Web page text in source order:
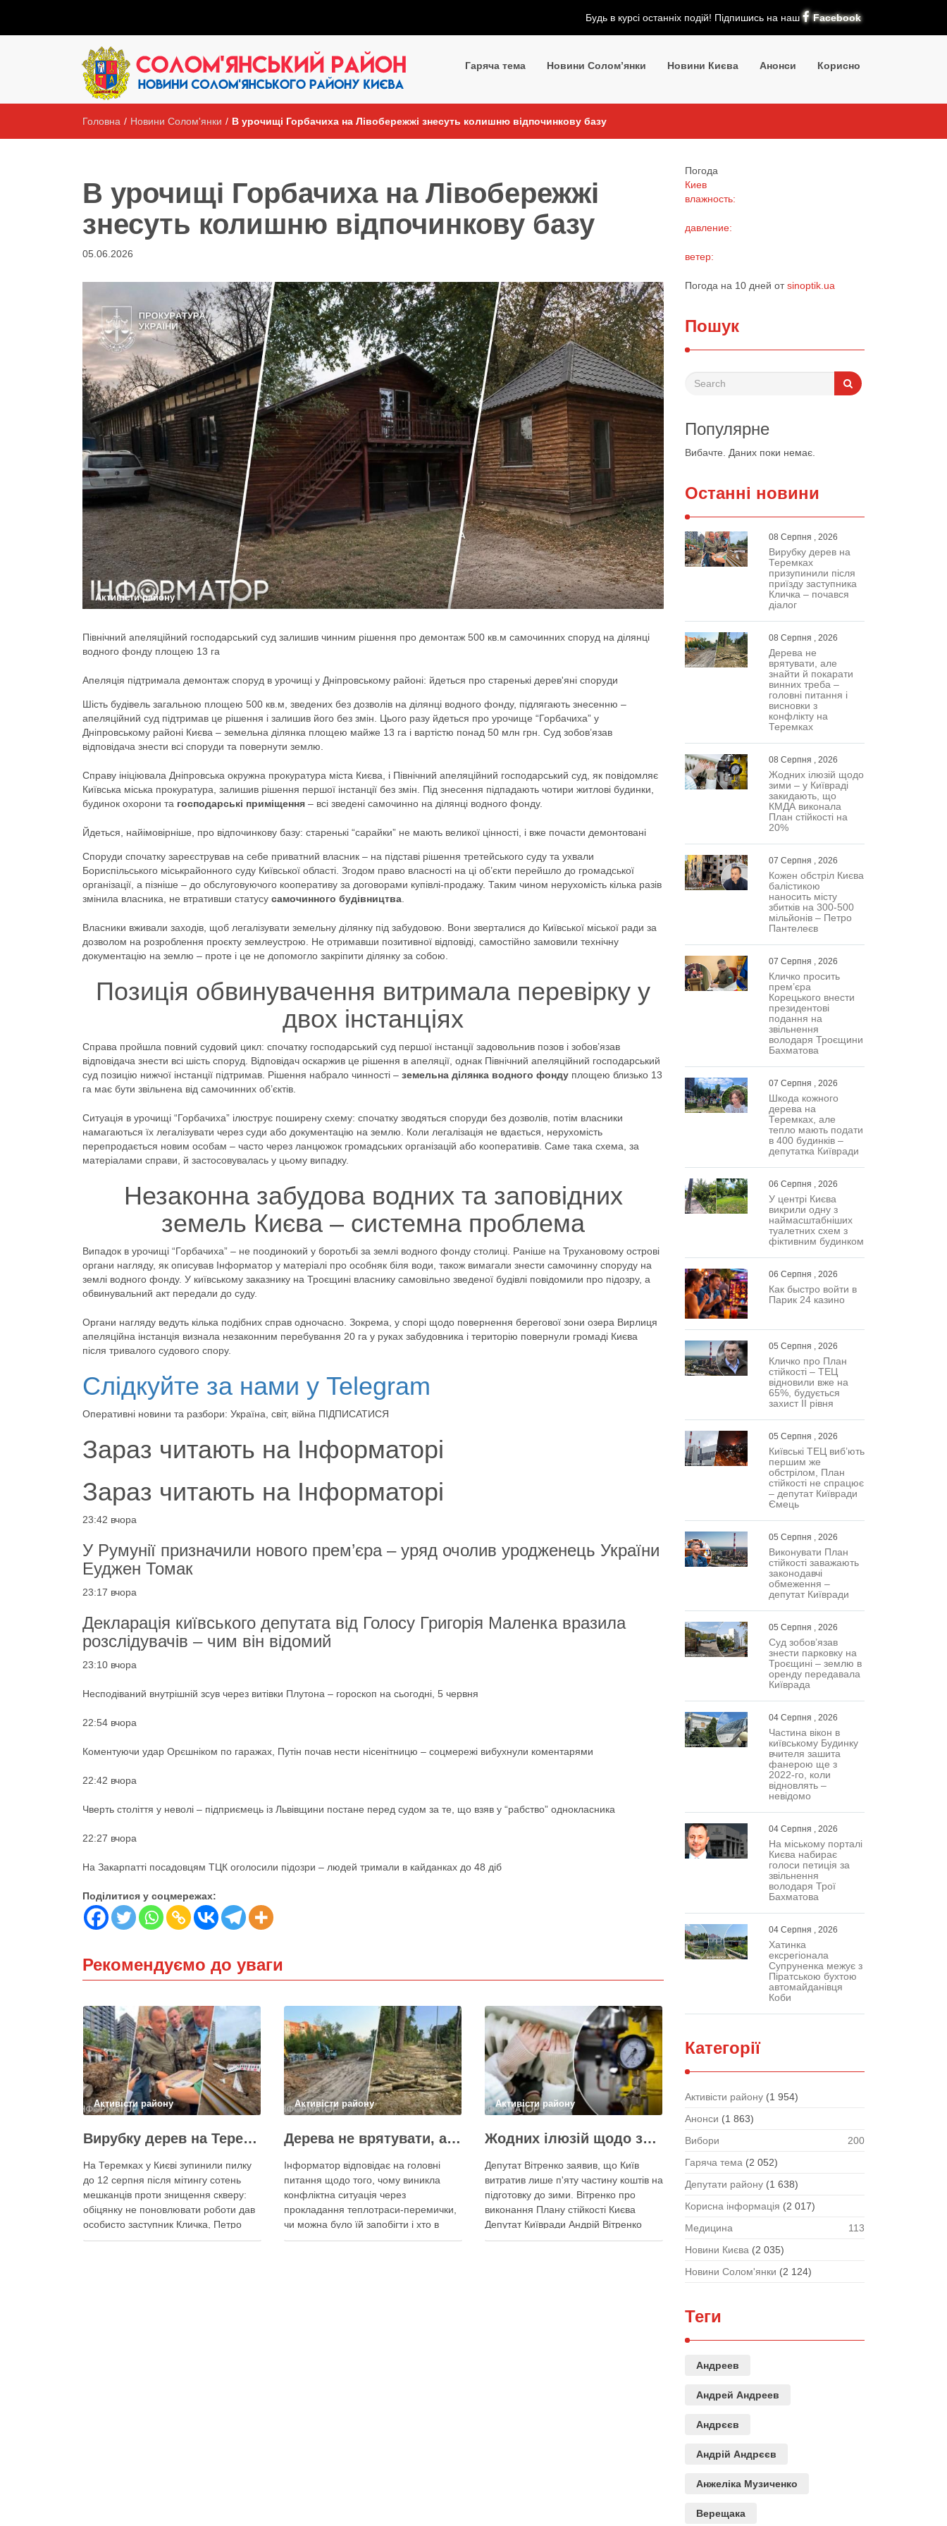
Будь в курсі останніх подій! Підпишись на наш Facebook
Гаряча тема Новини Солом’янки Новини Києва Анонси Корисно
Головна / Новини Солом'янки / В урочищі Горбачиха на Лівобережжі знесуть колишню відпочинкову базу
В урочищі Горбачиха на Лівобережжі
знесуть колишню відпочинкову базу
05.06.2026
Активісти району
Північний апеляційний господарський суд залишив чинним рішення про демонтаж 500 кв.м самочинних споруд на ділянці
водного фонду площею 13 га
Апеляція підтримала демонтаж споруд в урочищі у Дніпровському районі: йдеться про старенькі дерев'яні споруди
Шість будівель загальною площею 500 кв.м, зведених без дозволів на ділянці водного фонду, підлягають знесенню –
апеляційний суд підтримав це рішення і залишив його без змін. Цього разу йдеться про урочище “Горбачиха” у
Дніпровському районі Києва – земельна ділянка площею майже 13 га і вартістю понад 50 млн грн. Суд зобов’язав
відповідача знести всі споруди та повернути землю.
Справу ініціювала Дніпровська окружна прокуратура міста Києва, і Північний апеляційний господарський суд, як повідомляє
Київська міська прокуратура, залишив рішення першої інстанції без змін. Під знесення підпадають чотири житлові будинки,
будинок охорони та господарські приміщення – всі зведені самочинно на ділянці водного фонду.
Йдеться, найімовірніше, про відпочинкову базу: старенькі “сарайки” не мають великої цінності, і вже почасти демонтовані
Споруди спочатку зареєстрував на себе приватний власник – на підставі рішення третейського суду та ухвали
Бориспільського міськрайонного суду Київської області. Згодом право власності на ці об’єкти перейшло до громадської
організації, а пізніше – до обслуговуючого кооперативу за договорами купівлі-продажу. Таким чином нерухомість кілька разів
змінила власника, не втративши статусу самочинного будівництва
Власники вживали заходів, щоб легалізувати земельну ділянку під забудовою. Вони зверталися до Київської міської ради за
дозволом на розроблення проєкту землеустрою. Не отримавши позитивної відповіді, самостійно замовили технічну
документацію на землю – проте і це не допомогло закріпити ділянку за собою.
Позиція обвинувачення витримала перевірку у
двох інстанціях
Справа пройшла повний судовий цикл: спочатку господарський суд першої інстанції задовольнив позов і зобов’язав
відповідача знести всі шість споруд. Відповідач оскаржив це рішення в апеляції, однак Північний апеляційний господарський
суд позицію нижчої інстанції підтримав. Рішення набрало чинності – земельна ділянка водного фонду площею близько 13
га має бути звільнена від самочинних об’єктів.
Ситуація в урочищі “Горбачиха” ілюструє поширену схему: спочатку зводяться споруди без дозволів, потім власники
намагаються їх легалізувати через суди або документацію на землю. Коли легалізація не вдається, нерухомість
перепродається новим особам – часто через ланцюжок громадських організацій або кооперативів. Саме така схема, за
матеріалами справи, й застосовувалась у цьому випадку.
Незаконна забудова водних та заповідних
земель Києва – системна проблема
Випадок в урочищі “Горбачиха” – не поодинокий у боротьбі за землі водного фонду столиці. Раніше на Трухановому острові
органи нагляду, як описував Інформатор у матеріалі про особняк біля води, також вимагали знести самочинну споруду на
землі водного фонду. У київському заказнику на Троєщині власнику самовільно зведеної будівлі повідомили про підозру, а
обвинувальний акт передали до суду.
Органи нагляду ведуть кілька подібних справ одночасно. Зокрема, у спорі щодо повернення берегової зони озера Вирлиця
апеляційна інстанція визнала незаконним перебування 20 га у руках забудовника і територію повернули громаді Києва
після тривалого судового спору.
Слідкуйте за нами у Telegram
Оперативні новини та разбори: Україна, світ, війна ПІДПИСАТИСЯ
Зараз читають на Інформаторі
Зараз читають на Інформаторі
23:42 вчора
У Румунії призначили нового прем’єра – уряд очолив уродженець України
Еуджен Томак
23:17 вчора
Декларація київського депутата від Голосу Григорія Маленка вразила
розслідувачів – чим він відомий
23:10 вчора
Несподіваний внутрішній зсув через витівки Плутона – гороскоп на сьогодні, 5 червня
22:54 вчора
Коментуючи удар Орєшніком по гаражах, Путін почав нести нісенітницю – соцмережі вибухнули коментарями
22:42 вчора
Чверть століття у неволі – підприємець із Львівщини постане перед судом за те, що взяв у “рабство” однокласника
22:27 вчора
На Закарпатті посадовцям ТЦК оголосили підозри – людей тримали в кайданках до 48 діб
Поділитися у соцмережах:
Рекомендуємо до уваги
Активісти району
Вирубку дерев на Теремках призупинили після приїзду заступника Кличка – почався діалог
На Теремках у Києві зупинили пилку
до 12 серпня після мітингу сотень
мешканців проти знищення скверу:
обіцянку не поновлювати роботи дав
особисто заступник Кличка, Петро
Пантелеєв, що прибув налагодити
Активісти району
Дерева не врятувати, але знайти й покарати винних треба – головні питання і висновки з конфлікту на Теремках
Інформатор відповідає на головні
питання щодо того, чому виникла
конфліктна ситуація через
прокладання теплотраси-перемички,
чи можна було їй запобігти і хто в
цьому винен Вирубка дерев триває,
Активісти району
Жодних ілюзій щодо зими – у Київраді закидають, що КМДА виконала План стійкості на 20%
Депутат Вітренко заявив, що Київ
витратив лише п'яту частину коштів на
підготовку до зими. Вітренко про
виконання Плану стійкості Києва
Депутат Київради Андрій Вітренко
заявив, що станом на 5 серпня
Погода
Киев
влажность:
давление:
ветер:
Погода на 10 дней отsinoptik.ua
Пошук
Популярне
Вибачте. Даних поки немає.
Останні новини
08 Серпня , 2026
Вирубку дерев на
Теремках
призупинили після
приїзду заступника
Кличка – почався
діалог
08 Серпня , 2026
Дерева не
врятувати, але
знайти й покарати
винних треба –
головні питання і
висновки з
конфлікту на
Теремках
08 Серпня , 2026
Жодних ілюзій щодо
зими – у Київраді
закидають, що
КМДА виконала
План стійкості на
20%
07 Серпня , 2026
Кожен обстріл Києва
балістикою
наносить місту
збитків на 300-500
мільйонів – Петро
Пантелеєв
07 Серпня , 2026
Кличко просить
прем’єра
Корецького внести
президентові
подання на
звільнення
володаря Троєщини
Бахматова
07 Серпня , 2026
Шкода кожного
дерева на
Теремках, але
тепло мають подати
в 400 будинків –
депутатка Київради
06 Серпня , 2026
У центрі Києва
викрили одну з
наймасштабніших
туалетних схем з
фіктивним будинком
06 Серпня , 2026
Как быстро войти в
Парик 24 казино
05 Серпня , 2026
Кличко про План
стійкості – ТЕЦ
відновили вже на
65%, будується
захист ІІ рівня
05 Серпня , 2026
Київські ТЕЦ виб’ють
першим же
обстрілом, План
стійкості не спрацює
– депутат Київради
Ємець
05 Серпня , 2026
Виконувати План
стійкості заважають
законодавчі
обмеження –
депутат Київради
05 Серпня , 2026
Суд зобов’язав
знести парковку на
Троєщині – землю в
оренду передавала
Київрада
04 Серпня , 2026
Частина вікон в
київському Будинку
вчителя зашита
фанерою ще з
2022-го, коли
відновлять –
невідомо
04 Серпня , 2026
На міському порталі
Києва набирає
голоси петиція за
звільнення
володаря Трої
Бахматова
04 Серпня , 2026
Хатинка
ексрегіонала
Супруненка межує з
Піратською бухтою
автомайданівця
Коби
Категорії
Активісти району (1 954)
Анонси (1 863)
Вибори
200
Гаряча тема (2 052)
Депутати району (1 638)
Корисна інформація (2 017)
Медицина
113
Новини Києва (2 035)
Новини Солом'янки (2 124)
Теги
Андреев
Андрей Андреев
Андрєєв
Андрій Андрєєв
Анжеліка Музиченко
Верещака